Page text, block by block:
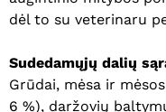
dėl to su veterinaru
Sudedamųjų dalių
Grūdai, mėsa ir
6 %), daržovių